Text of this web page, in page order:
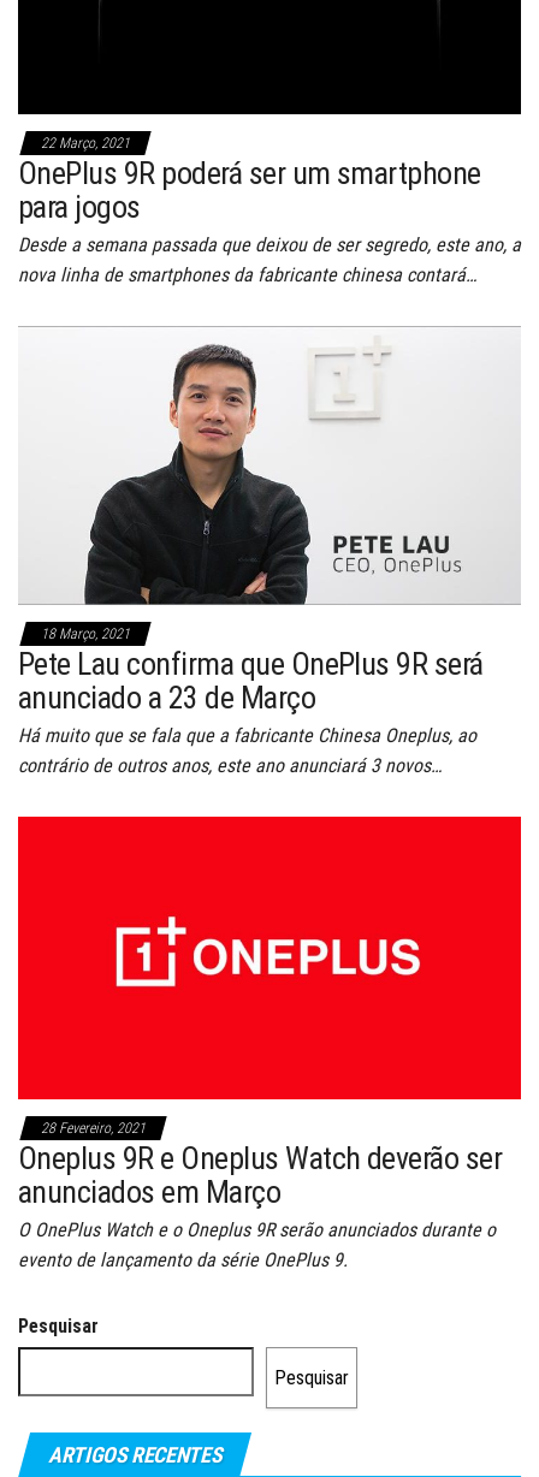
22 Março, 2021
OnePlus 9R poderá ser um smartphone
para jogos
Desde a semana passada que deixou de ser segredo, este ano, a
nova linha de smartphones da fabricante chinesa contará…
18 Março, 2021
Pete Lau confirma que OnePlus 9R será
anunciado a 23 de Março
Há muito que se fala que a fabricante Chinesa Oneplus, ao
contrário de outros anos, este ano anunciará 3 novos…
28 Fevereiro, 2021
Oneplus 9R e Oneplus Watch deverão ser
anunciados em Março
O OnePlus Watch e o Oneplus 9R serão anunciados durante o
evento de lançamento da série OnePlus 9.
Pesquisar
Pesquisar
ARTIGOS RECENTES